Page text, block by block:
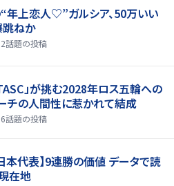
年上恋人♡”ガルシア、50万いい
ねか
話題の投稿
」が挑む2028年ロス五輪への
チの人間性に惹かれて結成
話題の投稿
本代表】9連勝の価値 データで読
在地